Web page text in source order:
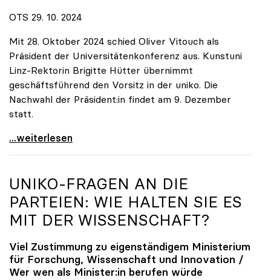
OTS 29. 10. 2024
Mit 28. Oktober 2024 schied Oliver Vitouch als
Präsident der Universitätenkonferenz aus. Kunstuni
Linz-Rektorin Brigitte Hütter übernimmt
geschäftsführend den Vorsitz in der uniko. Die
Nachwahl der Präsident:in findet am 9. Dezember
statt.
Vitouch-Nachfolge: Kunstuni Linz-Rektorin Brigitte
...weiterlesen
UNIKO-FRAGEN AN DIE
PARTEIEN: WIE HALTEN SIE ES
MIT DER WISSENSCHAFT?
Viel Zustimmung zu eigenständigem Ministerium
für Forschung, Wissenschaft und Innovation /
Wer wen als Minister:in berufen würde